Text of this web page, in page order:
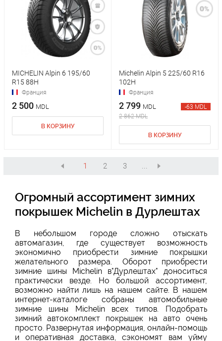
MICHELIN Alpin 6 195/60
R15 88H
Франция
2 500 MDL
В КОРЗИНУ
Michelin Alpin 5 225/60 R16
102H
Франция
2 799 MDL
2 862 MDL
-63 MDL
В КОРЗИНУ
1 2 3 ...
Огромный ассортимент зимних
покрышек Michelin в Дурлештах
В небольшом городе сложно отыскать
автомагазин, где существует возможность
экономично приобрести зимние покрышки
желательного размера. Оборот приобрести
зимние шины Michelin в"Дурлештах" доноситься
практически везде. Но большой ассортимент,
возможно найти лишь на нашем сайте. В нашем
интернет-каталоге собраны автомобильные
зимние шины Michelin всех типов. Подобрать
зимний автокомплект покрышек на авто очень
просто. Развернутая информация, онлайн-помощь
и оперативная доставка, сэкономят вам уйму